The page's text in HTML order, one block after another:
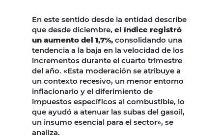
En este sentido desde la entidad describe
que desde diciembre, el índice registró
un aumento del 1,7%, consolidando una
tendencia a la baja en la velocidad de los
incrementos durante el cuarto trimestre
del año. «Esta moderación se atribuye a
un contexto recesivo, un menor entorno
inflacionario y el diferimiento de
impuestos específicos al combustible, lo
que ayudó a atenuar las subas del gasoil,
un insumo esencial para el sector», se
analiza.